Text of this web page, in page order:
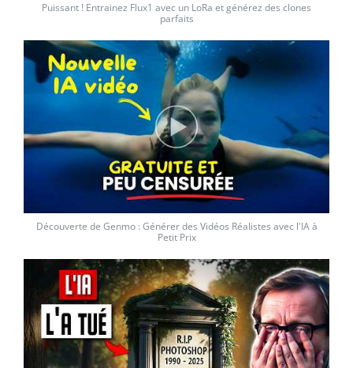
Puissant ! Entrainez Flux1 avec un LoRa et générez des clones
parfaits
Découverte de Genmo : Générer des Vidéos Réalistes avec l'IA à
Petit Prix